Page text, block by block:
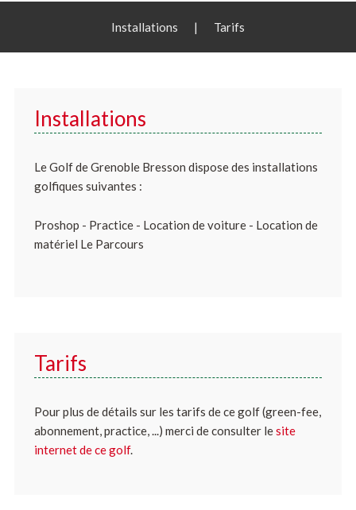
Installations | Tarifs
Installations
Le Golf de Grenoble Bresson dispose des installations
golfiques suivantes :
Proshop - Practice - Location de voiture - Location de
matériel Le Parcours
Tarifs
Pour plus de détails sur les tarifs de ce golf (green-fee,
abonnement, practice, ...) merci de consulter lesite
internet de ce golf.